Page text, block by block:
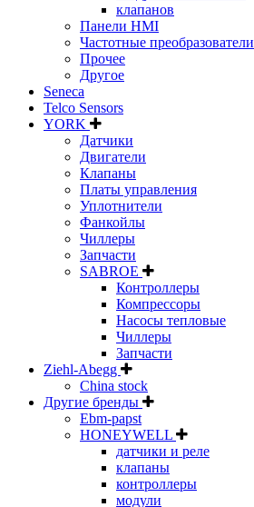
клапанов
Панели HMI
Частотные преобразователи
Прочее
Другое
Seneca
Telco Sensors
YORK
Датчики
Двигатели
Клапаны
Платы управления
Уплотнители
Фанкойлы
Чиллеры
Запчасти
SABROE
Контроллеры
Компрессоры
Насосы тепловые
Чиллеры
Запчасти
Ziehl-Abegg
China stock
Другие бренды
Ebm-papst
HONEYWELL
датчики и реле
клапаны
контроллеры
модули